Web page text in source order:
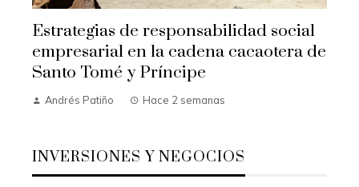
Estrategias de responsabilidad social
empresarial en la cadena cacaotera de
Santo Tomé y Príncipe
Andrés Patiño Hace 2 semanas
INVERSIONES Y NEGOCIOS